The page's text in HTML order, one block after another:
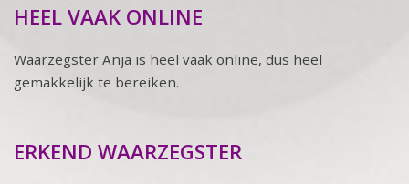
HEEL VAAK ONLINE
Waarzegster Anja is heel vaak online, dus heel
gemakkelijk te bereiken.
ERKEND WAARZEGSTER